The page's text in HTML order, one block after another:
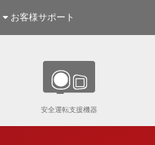
お客様サポート
安全運転支援機器